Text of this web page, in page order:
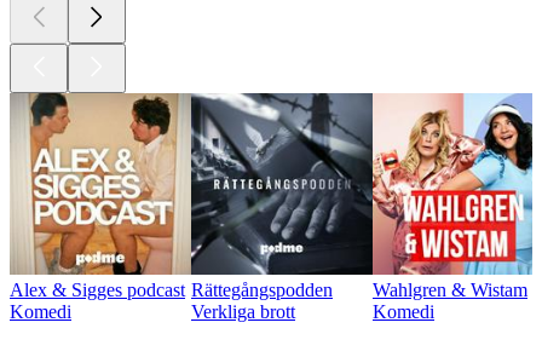
Alex & Sigges podcast
Komedi
Rättegångspodden
Verkliga brott
Wahlgren & Wistam
Komedi